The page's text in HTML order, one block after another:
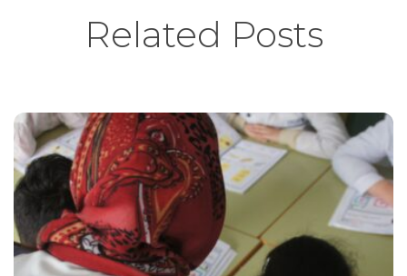
Related Posts